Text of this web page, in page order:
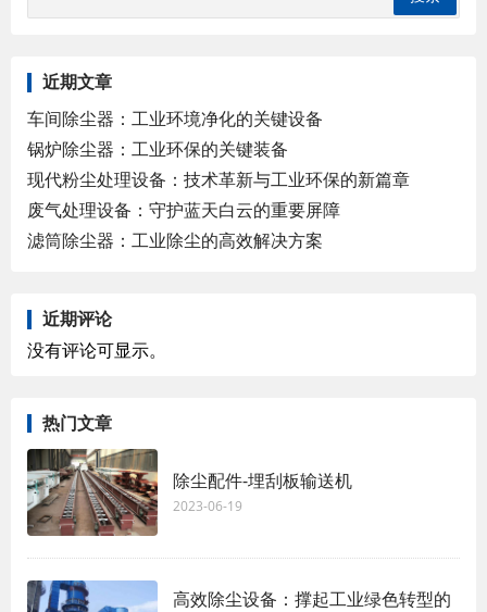
近期文章
车间除尘器：工业环境净化的关键设备
锅炉除尘器：工业环保的关键装备
现代粉尘处理设备：技术革新与工业环保的新篇章
废气处理设备：守护蓝天白云的重要屏障
滤筒除尘器：工业除尘的高效解决方案
近期评论
没有评论可显示。
热门文章
除尘配件-埋刮板输送机
2023-06-19
高效除尘设备：撑起工业绿色转型的